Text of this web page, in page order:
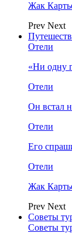
Жак
Prev Next
Отели
«Ни одну
Отели
Он встал
Отели
Его
Отели
Жак
Prev Next
Советы
Советы